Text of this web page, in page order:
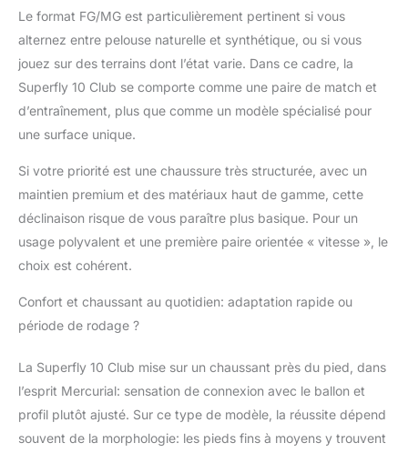
Le format FG/MG est particulièrement pertinent si vous
alternez entre pelouse naturelle et synthétique, ou si vous
jouez sur des terrains dont l’état varie. Dans ce cadre, la
Superfly 10 Club se comporte comme une paire de match et
d’entraînement, plus que comme un modèle spécialisé pour
une surface unique.
Si votre priorité est une chaussure très structurée, avec un
maintien premium et des matériaux haut de gamme, cette
déclinaison risque de vous paraître plus basique. Pour un
usage polyvalent et une première paire orientée « vitesse », le
choix est cohérent.
Confort et chaussant au quotidien: adaptation rapide ou
période de rodage ?
La Superfly 10 Club mise sur un chaussant près du pied, dans
l’esprit Mercurial: sensation de connexion avec le ballon et
profil plutôt ajusté. Sur ce type de modèle, la réussite dépend
souvent de la morphologie: les pieds fins à moyens y trouvent